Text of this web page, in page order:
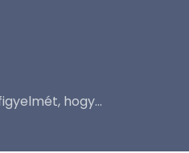
hogy...